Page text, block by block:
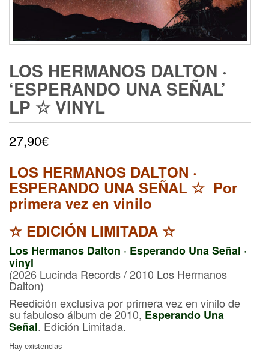
LOS HERMANOS DALTON ·
‘ESPERANDO UNA SEÑAL’
LP ☆ VINYL
27,90€
LOS HERMANOS DALTON ·
ESPERANDO UNA SEÑAL ☆ Por
primera vez en vinilo
☆ EDICIÓN LIMITADA ☆
Los Hermanos Dalton · Esperando Una Señal ·
vinyl
(2026 Lucinda Records / 2010 Los Hermanos
Dalton)
Reedición exclusiva por primera vez en vinilo de
su fabuloso álbum de 2010, Esperando Una
Señal. Edición Limitada.
Hay existencias